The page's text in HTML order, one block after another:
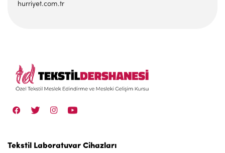
hurriyet.com.tr
Tekstil Laboratuvar Cihazları